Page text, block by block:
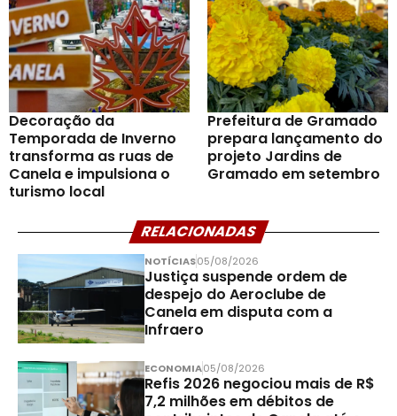
Decoração da
Temporada de Inverno
transforma as ruas de
Canela e impulsiona o
turismo local
Prefeitura de Gramado
prepara lançamento do
projeto Jardins de
Gramado em setembro
RELACIONADAS
NOTÍCIAS05/08/2026
Justiça suspende ordem de
despejo do Aeroclube de
Canela em disputa com a
Infraero
ECONOMIA05/08/2026
Refis 2026 negociou mais de R$
7,2 milhões em débitos de